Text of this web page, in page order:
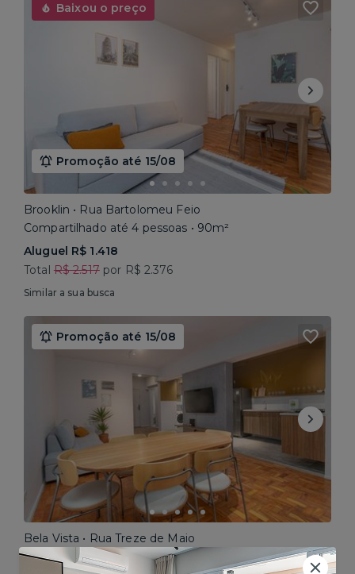
Baixou o preço
Promoção até 15/08
Brooklin • Rua Bartolomeu Feio
Compartilhado até 4 pessoas • 90m²
Aluguel R$ 1.418
Total R$ 2.517por R$ 2.376
Similar a sua busca
Promoção até 15/08
Bela Vista • Rua Treze de Maio
Compartilhado até 5 pessoas • 160m²